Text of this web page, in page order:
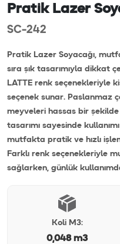
Pratik Lazer
SC-242
Pratik Lazer Soyacağı,
sıra şık tasarımıyla dikkat
LATTE renk seçenekleriyle
seçenek sunar. Paslanmaz
meyveleri hassas bir
tasarımı sayesinde
mutfakta pratik ve hızlı
Farklı renk seçenekleriyle
sağlarken, günlük
Koli M3:
0,048 m3